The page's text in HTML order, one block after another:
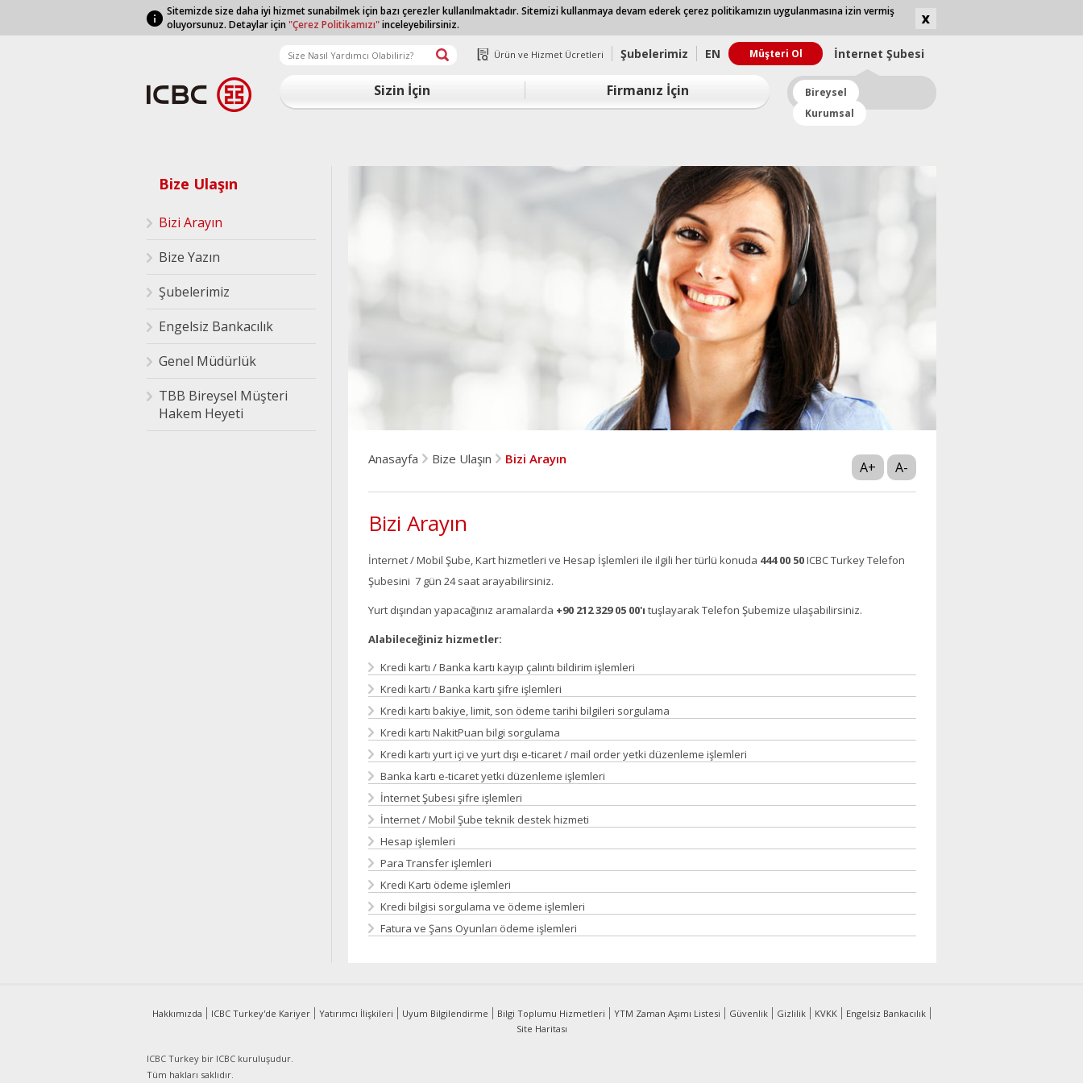
Sitemizde size daha iyi hizmet sunabilmek için bazı çerezler kullanılmaktadır. Sitemizi kullanmaya devam ederek çerez politikamızın uygulanmasına izin vermiş
oluyorsunuz. Detaylar için "Çerez Politikamızı"inceleyebilirsiniz.
Ürün ve Hizmet Ücretleri Şubelerimiz EN Müşteri Ol İnternet Şubesi
Sizin İçin Firmanız İçin
Bireysel
Kurumsal
Bize Ulaşın
Bizi Arayın
Bize Yazın
Şubelerimiz
Engelsiz Bankacılık
Genel Müdürlük
TBB Bireysel Müşteri
Hakem Heyeti
Anasayfa Bize Ulaşın Bizi Arayın A+ A-
Bizi Arayın
İnternet / Mobil Şube, Kart hizmetleri ve Hesap İşlemleri ile ilgili her türlü konuda 444 00 50ICBC Turkey Telefon
Şubesini 7 gün 24 saat arayabilirsiniz.
Yurt dışından yapacağınız aramalarda +90 212 329 05 00'ı tuşlayarak Telefon Şubemize ulaşabilirsiniz.
Alabileceğiniz hizmetler:
Kredi kartı / Banka kartı kayıp çalıntı bildirim işlemleri
Kredi kartı / Banka kartı şifre işlemleri
Kredi kartı bakiye, limit, son ödeme tarihi bilgileri sorgulama
Kredi kartı NakitPuan bilgi sorgulama
Kredi kartı yurt içi ve yurt dışı e-ticaret / mail order yetki düzenleme işlemleri
Banka kartı e-ticaret yetki düzenleme işlemleri
İnternet Şubesi şifre işlemleri
İnternet / Mobil Şube teknik destek hizmeti
Hesap işlemleri
Para Transfer işlemleri
Kredi Kartı ödeme işlemleri
Kredi bilgisi sorgulama ve ödeme işlemleri
Fatura ve Şans Oyunları ödeme işlemleri
Hakkımızda ICBC Turkey'de Kariyer Yatırımcı İlişkileri Uyum Bilgilendirme Bilgi Toplumu Hizmetleri YTM Zaman Aşımı Listesi Güvenlik Gizlilik KVKK
Engelsiz Bankacılık
Site Haritası
ICBC Turkey bir ICBC kuruluşudur.
Tüm hakları saklıdır.